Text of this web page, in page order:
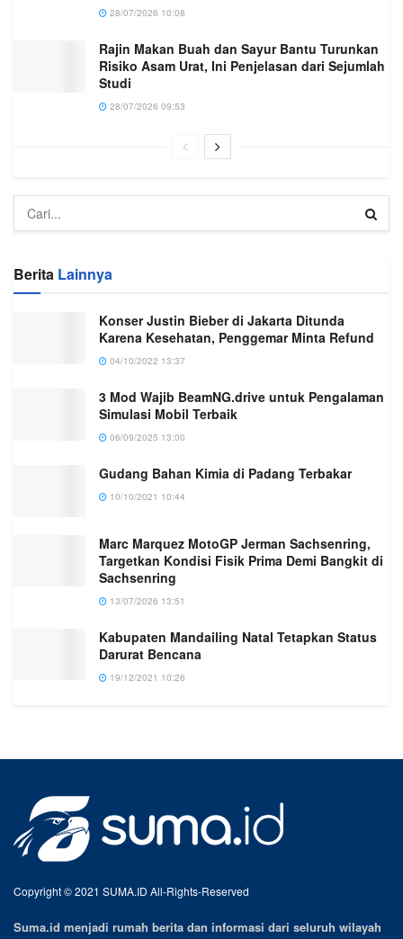
28/07/2026 10:08
Rajin Makan Buah dan Sayur Bantu Turunkan
Risiko Asam Urat, Ini Penjelasan dari Sejumlah
Studi
28/07/2026 09:53
Berita Lainnya
Konser Justin Bieber di Jakarta Ditunda
Karena Kesehatan, Penggemar Minta Refund
04/10/2022 13:37
3 Mod Wajib BeamNG.drive untuk Pengalaman
Simulasi Mobil Terbaik
06/09/2025 13:00
Gudang Bahan Kimia di Padang Terbakar
10/10/2021 10:44
Marc Marquez MotoGP Jerman Sachsenring,
Targetkan Kondisi Fisik Prima Demi Bangkit di
Sachsenring
13/07/2026 13:51
Kabupaten Mandailing Natal Tetapkan Status
Darurat Bencana
19/12/2021 10:26
Copyright © 2021 SUMA.ID All-Rights-Reserved
Suma.id menjadi rumah berita dan informasi dari seluruh wilayah